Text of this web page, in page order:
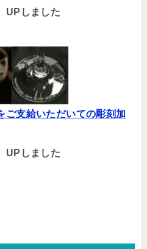
UPしました
ご支給いただいての彫刻加
UPしました